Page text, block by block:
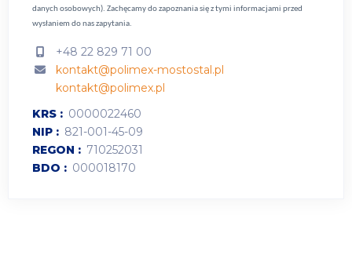
danych osobowych). Zachęcamy do zapoznania się z tymi informacjami przed
wysłaniem do nas zapytania.
+48 22 829 71 00
kontakt@polimex-mostostal.pl
kontakt@polimex.pl
KRS
0000022460
NIP
821-001-45-09
REGON
710252031
BDO
000018170